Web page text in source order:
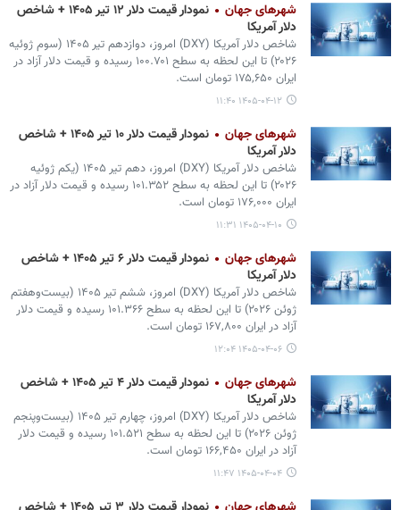
شهرهای جهان
نمودار قیمت دلار ۱۲ تیر ۱۴۰۵ + شاخص
دلار آمریکا
شاخص دلار آمریکا (DXY) امروز، دوازدهم تیر ۱۴۰۵ (سوم ژوئیه
۲۰۲۶) تا این لحظه به سطح ۱۰۰.۷۰۱ رسیده و قیمت دلار آزاد در
ایران ۱۷۵,۶۵۰ تومان است.
۱۴۰۵-۰۴-۱۲ ۱۱:۴۰
شهرهای جهان
نمودار قیمت دلار ۱۰ تیر ۱۴۰۵ + شاخص
دلار آمریکا
شاخص دلار آمریکا (DXY) امروز، دهم تیر ۱۴۰۵ (یکم ژوئیه
۲۰۲۶) تا این لحظه به سطح ۱۰۱.۳۵۲ رسیده و قیمت دلار آزاد در
ایران ۱۷۶,۰۰۰ تومان است.
۱۴۰۵-۰۴-۱۰ ۱۱:۳۱
شهرهای جهان
نمودار قیمت دلار ۶ تیر ۱۴۰۵ + شاخص
دلار آمریکا
شاخص دلار آمریکا (DXY) امروز، ششم تیر ۱۴۰۵ (بیست‌وهفتم
ژوئن ۲۰۲۶) تا این لحظه به سطح ۱۰۱.۳۶۶ رسیده و قیمت دلار
آزاد در ایران ۱۶۷,۸۰۰ تومان است.
۱۴۰۵-۰۴-۰۶ ۱۲:۰۴
شهرهای جهان
نمودار قیمت دلار ۴ تیر ۱۴۰۵ + شاخص
دلار آمریکا
شاخص دلار آمریکا (DXY) امروز، چهارم تیر ۱۴۰۵ (بیست‌وپنجم
ژوئن ۲۰۲۶) تا این لحظه به سطح ۱۰۱.۵۲۱ رسیده و قیمت دلار
آزاد در ایران ۱۶۶,۴۵۰ تومان است.
۱۴۰۵-۰۴-۰۴ ۱۱:۴۷